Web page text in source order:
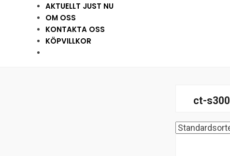
AKTUELLT JUST NU
OM OSS
KONTAKTA OSS
KÖPVILLKOR
ct-s300